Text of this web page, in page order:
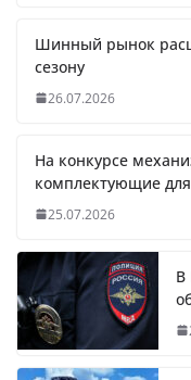
Шинный рынок
сезону
26.07.2026
На конкурсе
комплектующие для
25.07.2026
В